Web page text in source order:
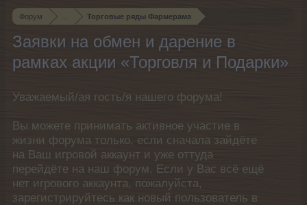
Форум Торговые ряды Фармерама
Заявки на обмен и дарение в
рамках акции «Торговля и Подарки»
Уважаемый/ая гость/я нашего форума!
Вы можете принимать активное участие в
жизни форума только, если сначала зайдёте
на Ваш игровой аккаунт и уже оттуда
перейдёте на наш форум. Если у Вас всё ещё
нет игрового аккаунта, пожалуйста,
зарегистрируйтесь как новый пользователь в